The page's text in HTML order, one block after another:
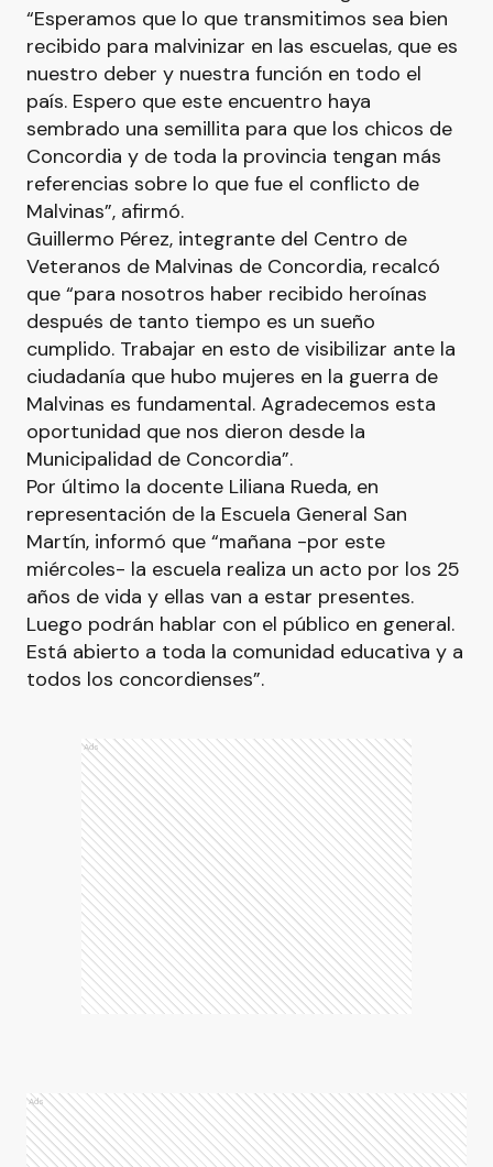
“Esperamos que lo que transmitimos sea bien
recibido para malvinizar en las escuelas, que es
nuestro deber y nuestra función en todo el
país. Espero que este encuentro haya
sembrado una semillita para que los chicos de
Concordia y de toda la provincia tengan más
referencias sobre lo que fue el conflicto de
Malvinas”, afirmó.
Guillermo Pérez, integrante del Centro de
Veteranos de Malvinas de Concordia, recalcó
que “para nosotros haber recibido heroínas
después de tanto tiempo es un sueño
cumplido. Trabajar en esto de visibilizar ante la
ciudadanía que hubo mujeres en la guerra de
Malvinas es fundamental. Agradecemos esta
oportunidad que nos dieron desde la
Municipalidad de Concordia”.
Por último la docente Liliana Rueda, en
representación de la Escuela General San
Martín, informó que “mañana -por este
miércoles- la escuela realiza un acto por los 25
años de vida y ellas van a estar presentes.
Luego podrán hablar con el público en general.
Está abierto a toda la comunidad educativa y a
todos los concordienses”.
Ads
Ads